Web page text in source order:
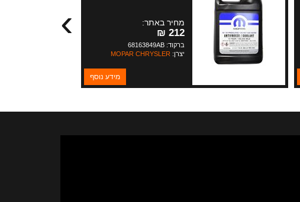
מחיר באתר:
212 ₪
ברקוד: 68163849AB
יצרן: MOPAR CHRYSLER
מידע נוסף
›